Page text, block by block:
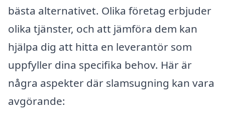
bästa alternativet. Olika företag erbjuder
olika tjänster, och att jämföra dem kan
hjälpa dig att hitta en leverantör som
uppfyller dina specifika behov. Här är
några aspekter där slamsugning kan vara
avgörande: